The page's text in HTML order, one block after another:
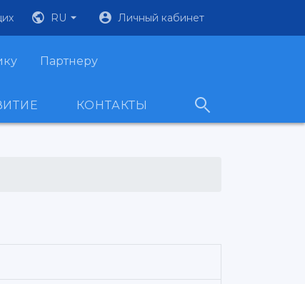
RU Личный кабинет
Партнеру
КОНТАКТЫ